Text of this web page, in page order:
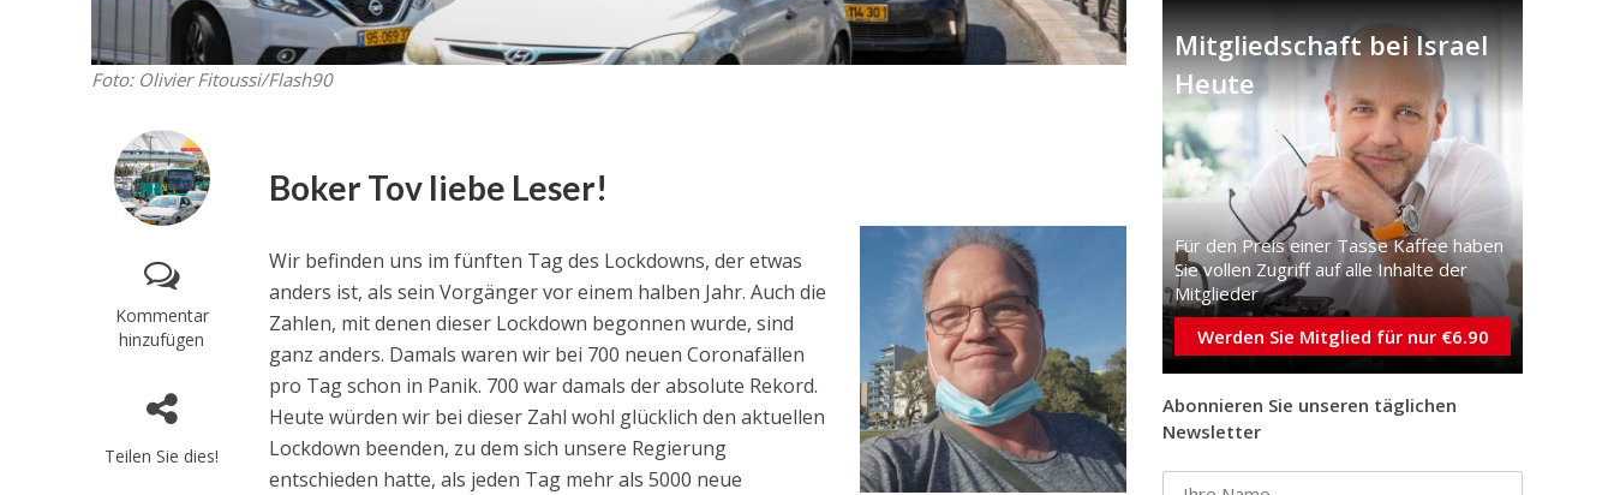
Foto: Olivier Fitoussi/Flash90
Kommentar
hinzufügen
Teilen Sie dies!
Boker Tov liebe Leser!
Wir befinden uns im fünften Tag des Lockdowns, der etwas
anders ist, als sein Vorgänger vor einem halben Jahr. Auch die
Zahlen, mit denen dieser Lockdown begonnen wurde, sind
ganz anders. Damals waren wir bei 700 neuen Coronafällen
pro Tag schon in Panik. 700 war damals der absolute Rekord.
Heute würden wir bei dieser Zahl wohl glücklich den aktuellen
Lockdown beenden, zu dem sich unsere Regierung
entschieden hatte, als jeden Tag mehr als 5000 neue
Mitgliedschaft bei Israel
Heute
Für den Preis einer Tasse Kaffee haben
Sie vollen Zugriff auf alle Inhalte der
Mitglieder
Werden Sie Mitglied für nur €6.90
Abonnieren Sie unseren täglichen
Newsletter